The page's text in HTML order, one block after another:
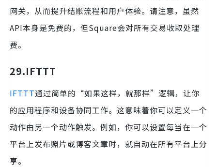
网关，从而提升结账流程和用户体验。请注意，虽然
API本身是免费的，但Square会对所有交易收取处理
费。
29.IFTTT
IFTTT通过简单的“如果这样，就那样”逻辑，让你
的应用程序和设备协同工作。这意味着你可以定义一个
动作由另一个动作触发。例如，你可以设置每当在一个
平台上发布照片或博客文章时，就自动在所有平台上分
享。